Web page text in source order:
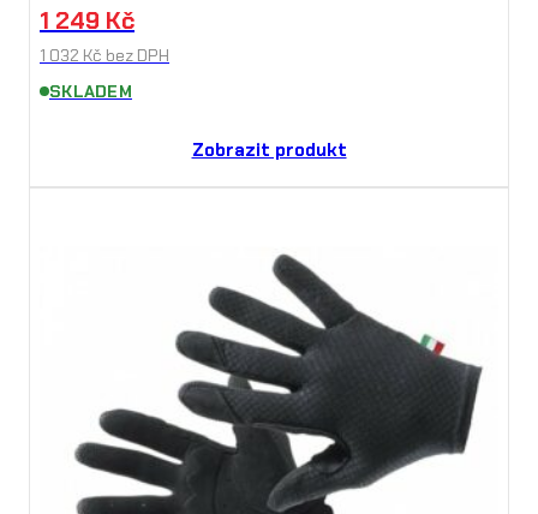
1 249 Kč
1 032 Kč bez DPH
SKLADEM
Zobrazit produkt